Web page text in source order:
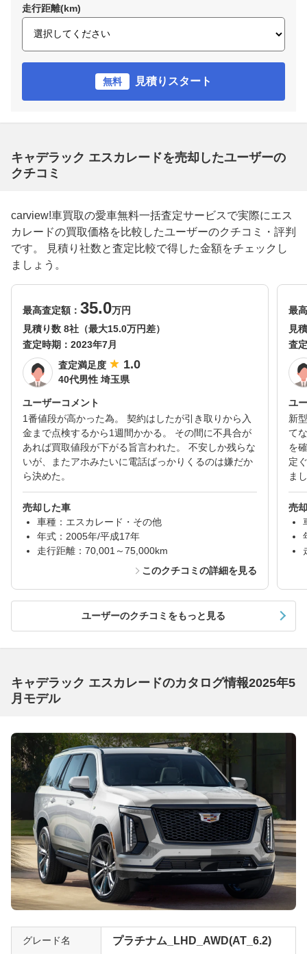
走行距離(km)
無料 見積りスタート
キャデラック エスカレードを売却したユーザーの
クチコミ
carview!車買取の愛車無料一括査定サービスで実際にエス
カレードの買取価格を比較したユーザーのクチコミ・評判
です。 見積り社数と査定比較で得した金額をチェックし
ましょう。
最高査定額： 35.0万円
見積り数 8社（最大15.0万円差）
査定時期： 2023年7月
査定満足度
1.0
40代男性 埼玉県
ユーザーコメント
1番値段が高かった為。 契約はしたが引き取りから入
金まで点検するから1週間かかる。 その間に不具合が
あれば買取値段が下がる旨言われた。 不安しか残らな
いが、またアホみたいに電話ばっかりくるのは嫌だか
ら決めた。
売却した車
車種：エスカレード・その他
年式：2005年/平成17年
走行距離：70,001～75,000km
このクチコミの詳細を見る
最
見
査
ユ
新
て
を
定
ま
売
ユーザーのクチコミをもっと見る
キャデラック エスカレードのカタログ情報2025年5
月モデル
グレード名 プラチナム_LHD_AWD(AT_6.2)